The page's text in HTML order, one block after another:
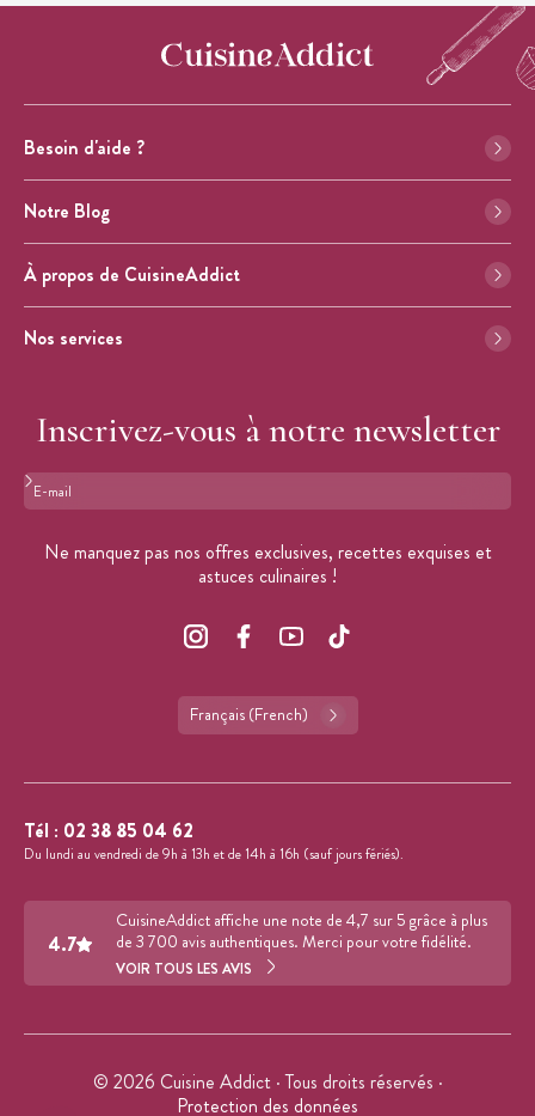
Besoin d'aide ?
Notre Blog
À propos de CuisineAddict
Nos services
Inscrivez-vous à notre newsletter
Format : adresse@email.com
Ne manquez pas nos offres exclusives, recettes exquises et
astuces culinaires !
Français (French)
Tél : 02 38 85 04 62
Du lundi au vendredi de 9h à 13h et de 14h à 16h (sauf jours fériés).
4.7
CuisineAddict affiche une note de 4,7 sur 5 grâce à plus
de 3 700 avis authentiques. Merci pour votre fidélité.
VOIR TOUS LES AVIS
© 2026 Cuisine Addict · Tous droits réservés ·
Protection des données